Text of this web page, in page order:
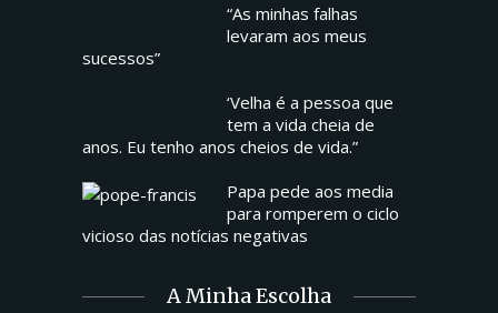
“As minhas falhas
levaram aos meus
sucessos”
‘Velha é a pessoa que
tem a vida cheia de
anos. Eu tenho anos cheios de vida.”
Papa pede aos media
para romperem o ciclo
vicioso das notícias negativas
A Minha Escolha